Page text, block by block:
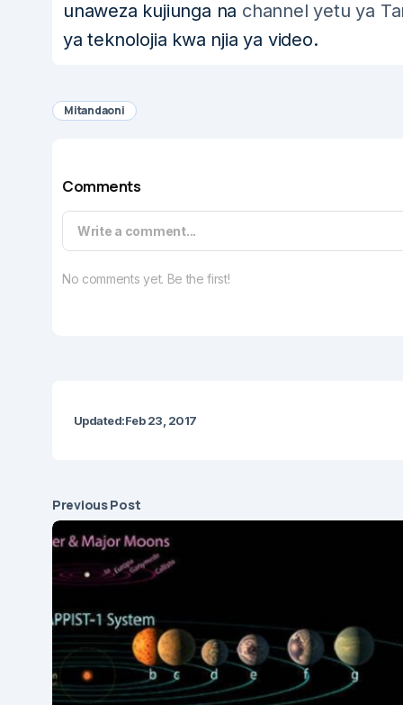
unaweza kujiunga na channel yetu ya
ya teknolojia kwa njia ya video.
Mitandaoni
Comments
Write a comment...
No comments yet. Be the first!
Updated:Feb 23, 2017
Previous Post